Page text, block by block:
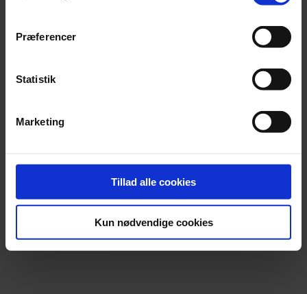
Præferencer
Statistik
Marketing
Tillad alle cookies
Kun nødvendige cookies